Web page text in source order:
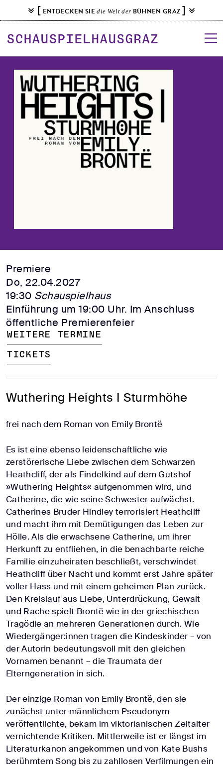
k
p
t
o
c
o
t
e
n
t
[ ENTDECKEN SIEdie Welt der BÜHNEN GRAZ ]
Premiere
Do, 22.04.2027
19:30 Schauspielhaus
Einführung um 19:00 Uhr. Im Anschluss
öffentliche Premierenfeier
Weitere Termine
Tickets
Wuthering Heights I Sturmhöhe
frei nach dem Roman von Emily Brontë
Es ist eine ebenso leidenschaftliche wie
zerstörerische Liebe zwischen dem Schwarzen
Heathcliff, der als Findelkind auf dem Gutshof
»Wuthering Heights« aufgenommen wird, und
Catherine, die wie seine Schwester aufwächst.
Catherines Bruder Hindley terrorisiert Heathcliff
und macht ihm mit Demütigungen das Leben zur
Hölle. Als die erwachsene Catherine, um ihrer
Herkunft zu entfliehen, in die benachbarte reiche
Familie einzuheiraten beschließt, verschwindet
Heathcliff über Nacht und kommt erst Jahre später
voller Hass und mit einem geheimen Plan zurück.
Den Kreislauf aus Liebe, Unterdrückung, Gewalt
und Rache spielt Brontë wie in der griechischen
Tragödie an mehreren Generationen durch. Wie
Wiedergänger:innen tragen die Kindeskinder – von
der Autorin bedeutungsvoll mit den gleichen
Vornamen benannt – die Traumata der
Elterngeneration in sich.
Der einzige Roman von Emily Brontë, den sie
zunächst unter männlichem Pseudonym
veröffentlichte, bekam im viktorianischen Zeitalter
vernichtende Kritiken. Mittlerweile ist er längst im
Literaturkanon angekommen und von Kate Bushs
berühmtem Song bis zu zahllosen Verfilmungen ein